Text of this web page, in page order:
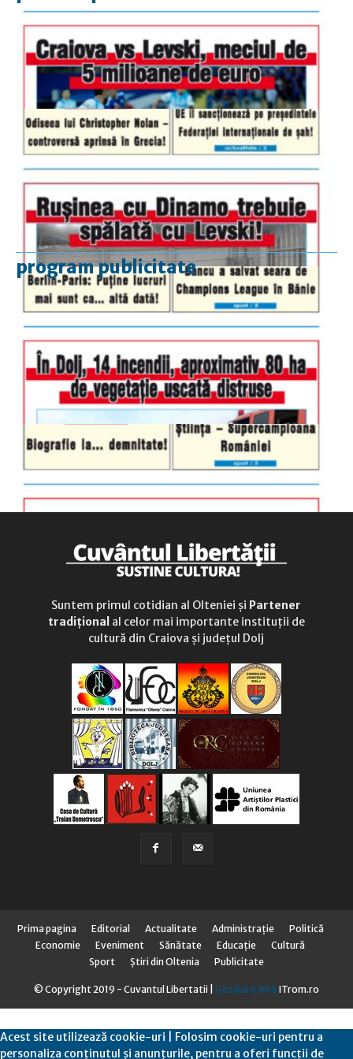
program publicitate
luni-vineri
9.00 - 17.00
duminică
9.00 - 12.00
Suntem primul cotidian al Olteniei și Partener
tradițional al celor mai importante instituții de
cultură din Craiova și județul Dolj
Prima pagina Editorial Actualitate Administraţie
Politică
Economie
Eveniment Sănătate Educaţie
Cultură
Sport
Știri din Oltenia Publicitate
© Copyright 2019 - Cuvantul Libertatii | Gazduire Web ITrom.ro
Acest site utilizează cookie-uri | Folosim cookie-uri pentru a
personaliza conținutul și anunțurile, pentru a oferi funcții de